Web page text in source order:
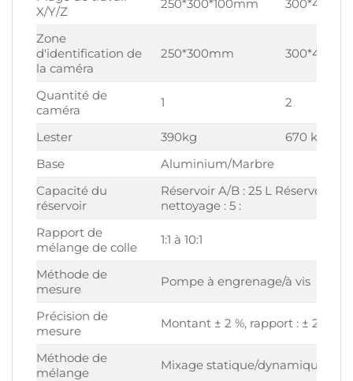
X/Y/Z
250*300*100mm
Zone
d'identification de
la caméra
250*300mm
Quantité de
caméra
1 2
Lester 390kg
670 kg
Base
Aluminium/Marbre
Capacité du
réservoir
Réservoir A/B : 25 L Réservoir de
nettoyage : 5 :
Rapport de
mélange de colle
1:1 à 10:1
Méthode de
mesure
Pompe à engrenage/à vis
Précision de
mesure
Montant ± 2 %, rapport : ± 2 %
Méthode de
mélange
Mixage statique/dynamique